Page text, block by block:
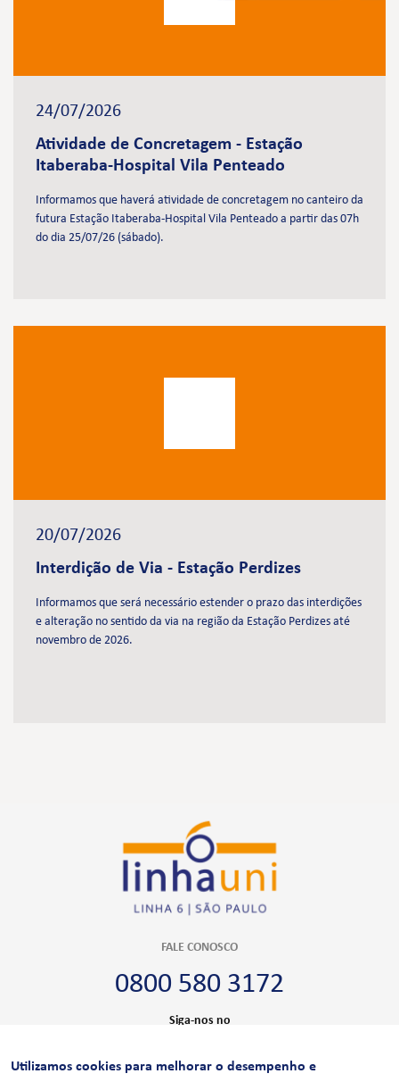
24/07/2026
Atividade de Concretagem - Estação
Itaberaba-Hospital Vila Penteado
Informamos que haverá atividade de concretagem no canteiro da
futura Estação Itaberaba-Hospital Vila Penteado a partir das 07h
do dia 25/07/26 (sábado).
20/07/2026
Interdição de Via - Estação Perdizes
Informamos que será necessário estender o prazo das interdições
e alteração no sentido da via na região da Estação Perdizes até
novembro de 2026.
FALE CONOSCO
0800 580 3172
Siga-nos no
Utilizamos cookies para melhorar o desempenho e